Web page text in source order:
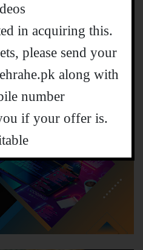
in acquiring this
please send your
along with
number
if your offer is